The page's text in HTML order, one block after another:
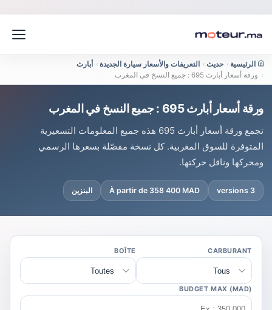
الرئيسية › حديث › التعريفات والأسعار سيارة الجديدة ›
أبارث
› ورقة أسعار أبارث 695 : جميع النسخ في المغرب
ورقة أسعار أبارث 695 : جميع النسخ في المغرب
تجمع ورقة أسعار أبارث 695 هذه جميع المعلومات التسعيرية
المتوفرة للسوق المغربية. كل نسخة مفصّلة بسعرها الرسمي
ومحركها وناقل حركتها.
3 versions
À partir de 358 400 MAD البنزين
CARBURANT
BOÎTE
BUDGET MAX (MAD)